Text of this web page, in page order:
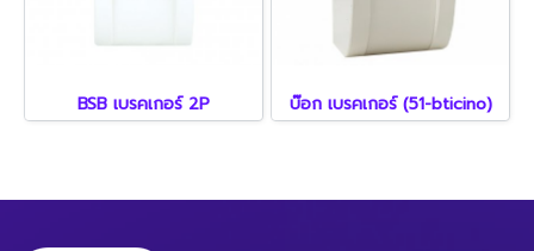
BSB เบรคเกอร์ 2P บ๊อก เบรคเกอร์ (51-bticino)